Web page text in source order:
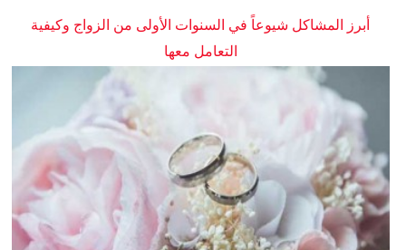
أبرز المشاكل شيوعاً في السنوات الأولى من الزواج وكيفية
التعامل معها